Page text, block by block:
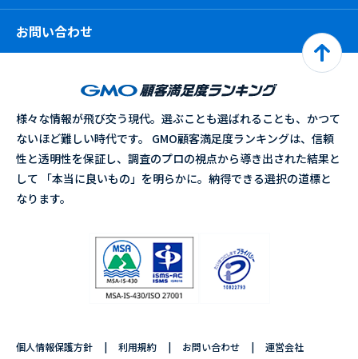
お問い合わせ
様々な情報が飛び交う現代。選ぶことも選ばれることも、かつて
ないほど難しい時代です。 GMO顧客満足度ランキングは、信頼
性と透明性を保証し、調査のプロの視点から導き出された結果と
して 「本当に良いもの」を明らかに。納得できる選択の道標と
なります。
個人情報保護方針 利用規約 お問い合わせ 運営会社